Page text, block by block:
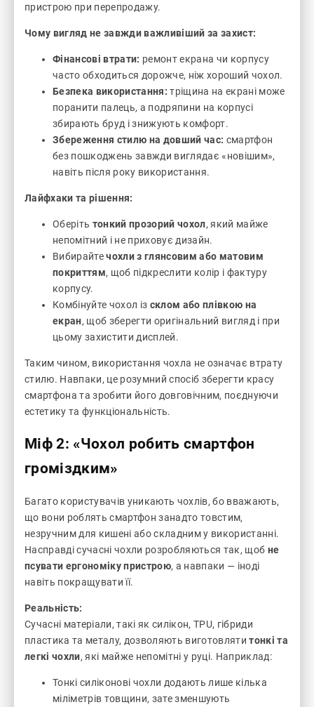
пристрою при перепродажу.
Чому вигляд не завжди важливіший за захист:
Фінансові втрати: ремонт екрана чи корпусу
часто обходиться дорожче, ніж хороший чохол.
Безпека використання: тріщина на екрані може
поранити палець, а подряпини на корпусі
збирають бруд і знижують комфорт.
Збереження стилю на довший час: смартфон
без пошкоджень завжди виглядає «новішим»,
навіть після року використання.
Лайфхаки та рішення:
Оберіть тонкий прозорий чохол, який майже
непомітний і не приховує дизайн.
Вибирайтечохли з глянсовим або матовим
покриттям, щоб підкреслити колір і фактуру
корпусу.
Комбінуйте чохол із склом або плівкою на
екран, щоб зберегти оригінальний вигляд і при
цьому захистити дисплей.
Таким чином, використання чохла не означає втрату
стилю. Навпаки, це розумний спосіб зберегти красу
смартфона та зробити його довговічним, поєднуючи
естетику та функціональність.
Міф 2: «Чохол робить смартфон
громіздким»
Багато користувачів уникають чохлів, бо вважають,
що вони роблять смартфон занадто товстим,
незручним для кишені або складним у використанні.
Насправді сучасні чохли розробляються так, щоб не
псувати ергономіку пристрою, а навпаки — іноді
навіть покращувати її.
Реальність:
Сучасні матеріали, такі як силікон, TPU, гібриди
пластика та металу, дозволяють виготовлятитонкі та
легкі чохли, які майже непомітні у руці. Наприклад:
Тонкі силіконові чохли додають лише кілька
міліметрів товщини, зате зменшують